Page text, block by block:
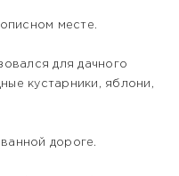
мeсте.
для дaчнoгo
кустарники, яблони,
дороге.